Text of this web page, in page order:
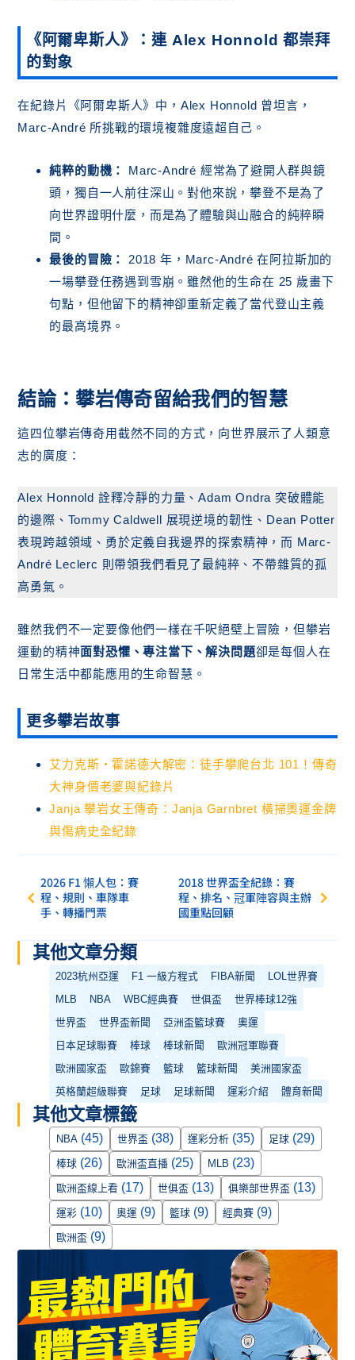
《阿爾卑斯人》：連 Alex Honnold 都崇拜
的對象
在紀錄片《阿爾卑斯人》中，Alex Honnold 曾坦言，
Marc-André 所挑戰的環境複雜度遠超自己。
純粹的動機：
Marc-André 經常為了避開人群與鏡
頭，獨自一人前往深山。對他來說，攀登不是為了
向世界證明什麼，而是為了體驗與山融合的純粹瞬
間。
最後的冒險：
2018 年，Marc-André 在阿拉斯加的
一場攀登任務遇到雪崩。雖然他的生命在 25 歲畫下
句點，但他留下的精神卻重新定義了當代登山主義
的最高境界。
結論：攀岩傳奇留給我們的智慧
這四位攀岩傳奇用截然不同的方式，向世界展示了人類意
志的廣度：
Alex Honnold 詮釋冷靜的力量、Adam Ondra 突破體能
的邊際、Tommy Caldwell 展現逆境的韌性、Dean Potter
表現跨越領域、勇於定義自我邊界的探索精神，而 Marc-
André Leclerc 則帶領我們看見了最純粹、不帶雜質的孤
高勇氣。
雖然我們不一定要像他們一樣在千呎絕壁上冒險，但攀岩
運動的精神面對恐懼、專注當下、解決問題卻是每個人在
日常生活中都能應用的生命智慧。
更多攀岩故事
艾力克斯・霍諾德大解密：徒手攀爬台北 101！傳奇
大神身價老婆與紀錄片
Janja 攀岩女王傳奇：Janja Garnbret 橫掃奧運金牌
與傷病史全紀錄
2026 F1 懶人包：賽
程、規則、車隊車
手、轉播門票
2018 世界盃全紀錄：賽
程、排名、冠軍陣容與主辦
國重點回顧
其他文章分類
2023杭州亞運 F1 一級方程式 FIBA新聞
LOL世界賽
MLB
NBA WBC經典賽 世俱盃
世界棒球12強
世界盃
世界盃新聞 亞洲盃籃球賽
奧運
日本足球聯賽
棒球 棒球新聞
歐洲冠軍聯賽
歐洲國家盃
歐錦賽 籃球 籃球新聞
美洲國家盃
英格蘭超級聯賽
足球 足球新聞 運彩介紹 體育新聞
其他文章標籤
NBA (45) 世界盃 (38) 運彩分析 (35) 足球 (29)
棒球 (26) 歐洲盃直播 (25) MLB (23)
歐洲盃線上看 (17) 世俱盃 (13) 俱樂部世界盃 (13)
運彩 (10) 奧運 (9) 籃球 (9) 經典賽 (9)
歐洲盃 (9)